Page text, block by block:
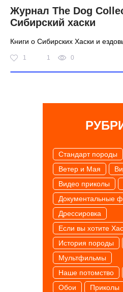
Журнал The Dog
Сибирский хаски
Книги о Сибирских Хаски и
1 1 0
Cтандарт породы
Ветер и Мая
Видео приколы
Документальные
Дрессировка
Если вы хотите
История породы
Мультфильмы
Наше потомство
Обои
Приколы